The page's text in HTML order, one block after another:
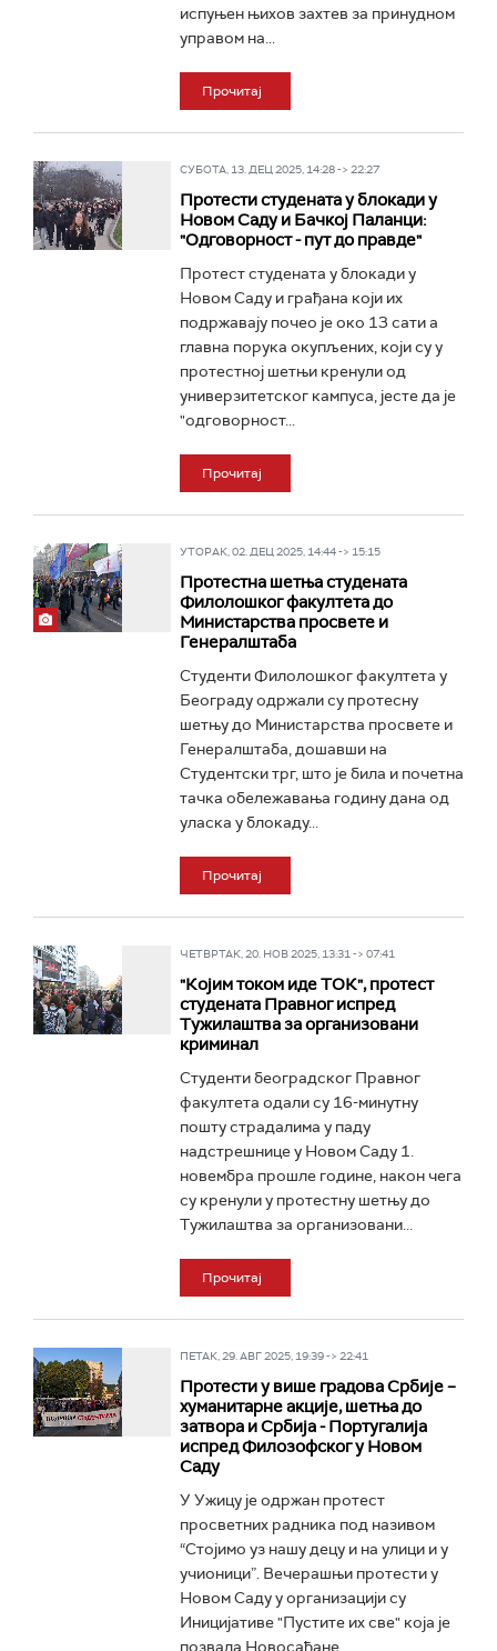
испуњен њихов захтев за принудном
управом на...
Прочитај
СУБОТА, 13. ДЕЦ 2025, 14:28 -> 22:27
Протести студената у блокади у
Новом Саду и Бачкој Паланци:
"Одговорност - пут до правде"
Протест студената у блокади у
Новом Саду и грађана који их
подржавају почео је око 13 сати а
главна порука окупљених, који су у
протестној шетњи кренули од
универзитетског кампуса, јесте да је
"одговорност...
Прочитај
УТОРАК, 02. ДЕЦ 2025, 14:44 -> 15:15
Протестна шетња студената
Филолошког факултета до
Министарства просвете и
Генералштаба
Студенти Филолошког факултета у
Београду одржали су протесну
шетњу до Министарства просвете и
Генералштаба, дошавши на
Студентски трг, што је била и почетна
тачка обележавања годину дана од
уласка у блокаду...
Прочитај
ЧЕТВРТАК, 20. НОВ 2025, 13:31 -> 07:41
"Којим током иде ТОК", протест
студената Правног испред
Тужилаштва за организовани
криминал
Студенти београдског Правног
факултета одали су 16-минутну
пошту страдалима у паду
надстрешнице у Новом Саду 1.
новембра прошле године, након чега
су кренули у протестну шетњу до
Тужилаштва за организовани...
Прочитај
ПЕТАК, 29. АВГ 2025, 19:39 -> 22:41
Протести у више градова Србије –
хуманитарне акције, шетња до
затвора и Србија - Португалија
испред Филозофског у Новом
Саду
У Ужицу је одржан протест
просветних радника под називом
“Стојимо уз нашу децу и на улици и у
учионици”. Вечерашњи протести у
Новом Саду у организацији су
Иницијативе "Пустите их све" која је
позвала Новосађане...